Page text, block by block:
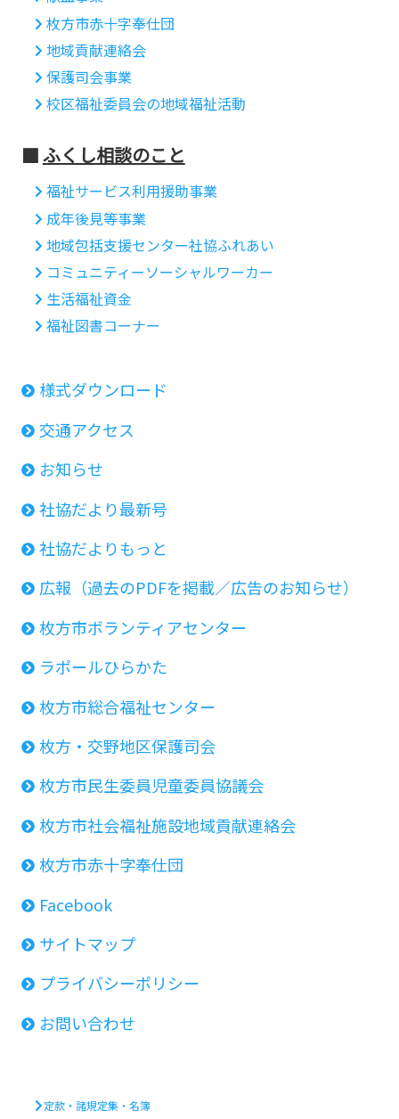
枚方市赤十字奉仕団
地域貢献連絡会
保護司会事業
校区福祉委員会の地域福祉活動
ふくし相談のこと
福祉サービス利用援助事業
成年後見等事業
地域包括支援センター社協ふれあい
コミュニティーソーシャルワーカー
生活福祉資金
福祉図書コーナー
様式ダウンロード
交通アクセス
お知らせ
社協だより最新号
社協だよりもっと
広報（過去のPDFを掲載／広告のお知らせ）
枚方市ボランティアセンター
ラポールひらかた
枚方市総合福祉センター
枚方・交野地区保護司会
枚方市民生委員児童委員協議会
枚方市社会福祉施設地域貢献連絡会
枚方市赤十字奉仕団
Facebook
サイトマップ
プライバシーポリシー
お問い合わせ
定款・諸規定集・名簿